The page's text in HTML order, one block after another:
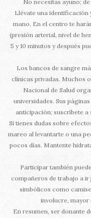
No necesitas ayuno;
Llévate una identificación
mano. En el centro te
(presión arterial, nivel de
5 y 10 minutos y después
Los bancos de sangre
clínicas privadas. Muchos
Nacional de Salud
universidades. Sus
anticipación; suscríbete a
Si tienes dudas sobre
mareo al levantarte o una
pocos días. Mantente
Participar también
compañeros de trabajo a
simbólicos como
involucre, mayor
En resumen, ser donante